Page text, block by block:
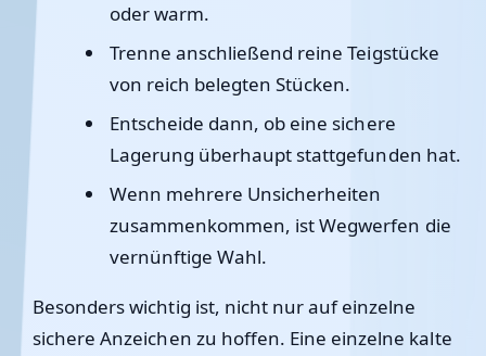
oder warm.
Trenne anschließend reine Teigstücke
von reich belegten Stücken.
Entscheide dann, ob eine sichere
Lagerung überhaupt stattgefunden hat.
Wenn mehrere Unsicherheiten
zusammenkommen, ist Wegwerfen die
vernünftige Wahl.
Besonders wichtig ist, nicht nur auf einzelne
sichere Anzeichen zu hoffen. Eine einzelne kalte